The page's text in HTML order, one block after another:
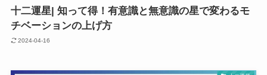
十二運星| 知って得！有意識と無意識の星で変わるモ
チベーションの上げ方
2024-04-16